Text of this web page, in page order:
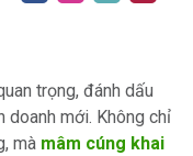
trọng, đánh dấu
doanh mới. Không chỉ
mà mâm cúng khai